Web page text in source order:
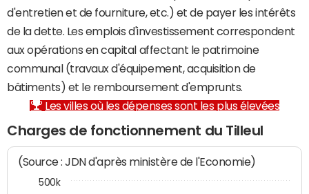
d'entretien et de fourniture, etc.) et de payer les intérêts
de la dette. Les emplois d'investissement correspondent
aux opérations en capital affectant le patrimoine
communal (travaux d'équipement, acquisition de
bâtiments) et le remboursement d'emprunts.
Les villes où les dépenses sont les plus élevées
Charges de fonctionnement du Tilleul
(Source : JDN d'après ministère de l'Economie)
500k